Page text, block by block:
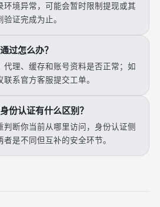
环境异常，可能会暂时限制提现或其
证完成为止。
过怎么办？
代理、缓存和账号资料是否正常；如
系官方客服提交工单。
份认证有什么区别？
判断你当前从哪里访问，身份认证侧
是不同但互补的安全环节。